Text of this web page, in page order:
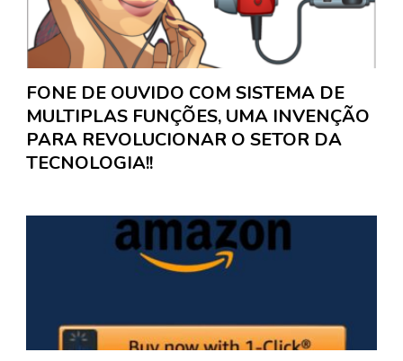
FONE DE OUVIDO COM SISTEMA DE
MULTIPLAS FUNÇÕES, UMA INVENÇÃO
PARA REVOLUCIONAR O SETOR DA
TECNOLOGIA!!